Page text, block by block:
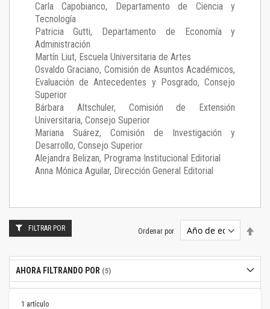
Carla Capobianco, Departamento de Ciencia y
Tecnología
Patricia Gutti, Departamento de Economía y
Administración
Martín Liut, Escuela Universitaria de Artes
Osvaldo Graciano, Comisión de Asuntos Académicos,
Evaluación de Antecedentes y Posgrado, Consejo
Superior
Bárbara Altschuler, Comisión de Extensión
Universitaria, Consejo Superior
Mariana Suárez, Comisión de Investigación y
Desarrollo, Consejo Superior
Alejandra Belizan, Programa Institucional Editorial
Anna Mónica Aguilar, Dirección General Editorial
1 artículo
Ordenar por
FILTRAR POR
AHORA FILTRANDO POR